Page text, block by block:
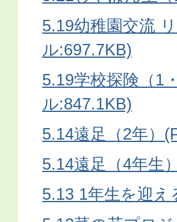
5.19幼稚園交流
ル:697.7KB)
5.19学校探険（1
ル:847.1KB)
5.14遠足（2年）
5.14遠足（4年生
5.13 1年生を迎